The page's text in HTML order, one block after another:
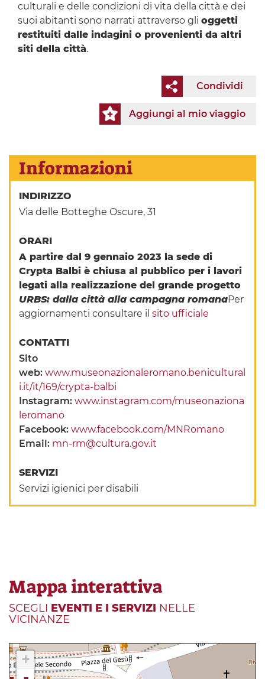
culturali e delle condizioni di vita della città e dei
suoi abitanti sono narrati attraverso gli oggetti
restituiti dalle indagini o provenienti da altri
siti della città.
Condividi
Aggiungi al mio viaggio
Informazioni
INDIRIZZO
Via delle Botteghe Oscure, 31
ORARI
A partire dal 9 gennaio 2023 la sede di
Crypta Balbi è chiusa al pubblico per i lavori
legati alla realizzazione del grande progetto
URBS: dalla città alla campagna romanaPer
aggiornamenti consultare ilsito ufficiale
CONTATTI
Sito
web:www.museonazionaleromano.benicultural
i.it/it/169/crypta-balbi
Instagram:www.instagram.com/museonaziona
leromano
Facebook:www.facebook.com/MNRomano
Email: mn-rm@cultura.gov.it
SERVIZI
Servizi igienici per disabili
Mappa interattiva
SCEGLI EVENTI E I SERVIZI NELLE
VICINANZE
+